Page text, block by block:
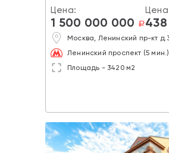
Цена:
1 500 000 000 a
Цена
Москва, Ленинский пр-кт
Ленинский проспект (5 мин.)
Площадь - 3420 м2